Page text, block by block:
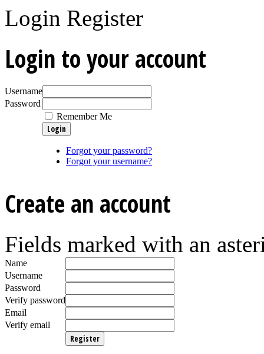
Login Register
Login to your account
Username
Password
Remember Me
Forgot your password?
Forgot your username?
Create an account
Fields marked with an
Name
Username
Password
Verify password
Email
Verify email
Register